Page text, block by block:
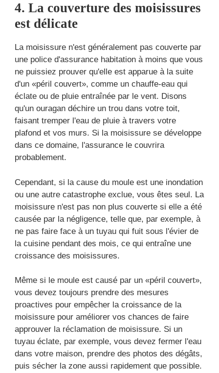
4. La couverture des moisissures
est délicate
La moisissure n'est généralement pas couverte par
une police d'assurance habitation à moins que vous
ne puissiez prouver qu'elle est apparue à la suite
d'un «péril couvert», comme un chauffe-eau qui
éclate ou de pluie entraînée par le vent. Disons
qu'un ouragan déchire un trou dans votre toit,
faisant tremper l'eau de pluie à travers votre
plafond et vos murs. Si la moisissure se développe
dans ce domaine, l'assurance le couvrira
probablement.
Cependant, si la cause du moule est une inondation
ou une autre catastrophe exclue, vous êtes seul. La
moisissure n'est pas non plus couverte si elle a été
causée par la négligence, telle que, par exemple, à
ne pas faire face à un tuyau qui fuit sous l'évier de
la cuisine pendant des mois, ce qui entraîne une
croissance des moisissures.
Même si le moule est causé par un «péril couvert»,
vous devez toujours prendre des mesures
proactives pour empêcher la croissance de la
moisissure pour améliorer vos chances de faire
approuver la réclamation de moisissure. Si un
tuyau éclate, par exemple, vous devez fermer l'eau
dans votre maison, prendre des photos des dégâts,
puis sécher la zone aussi rapidement que possible.